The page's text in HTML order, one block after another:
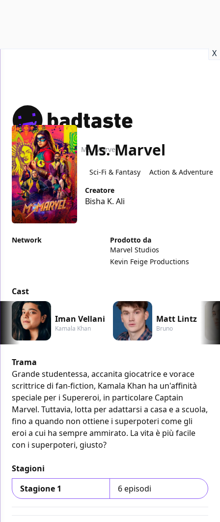
X
Home TV Ms. Marvel
Ms. Marvel
Sci-Fi & Fantasy
Action & Adventure
Creatore
Bisha K. Ali
Network
Prodotto da
Marvel Studios
Kevin Feige Productions
Cast
Iman Vellani
Kamala Khan
Matt Lintz
Bruno
Trama
Grande studentessa, accanita giocatrice e vorace
scrittrice di fan-fiction, Kamala Khan ha un'affinità
speciale per i Supereroi, in particolare Captain
Marvel. Tuttavia, lotta per adattarsi a casa e a scuola,
fino a quando non ottiene i superpoteri come gli
eroi a cui ha sempre ammirato. La vita è più facile
con i superpoteri, giusto?
Stagioni
Stagione 1
6 episodi